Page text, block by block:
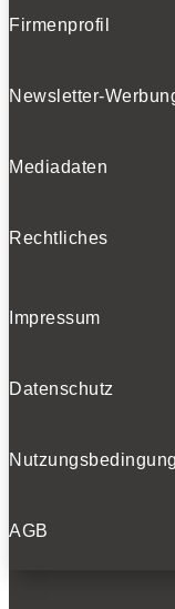
Firmenprofil
Newsletter-
Mediadaten
Rechtliches
Impressum
Datenschutz
AGB